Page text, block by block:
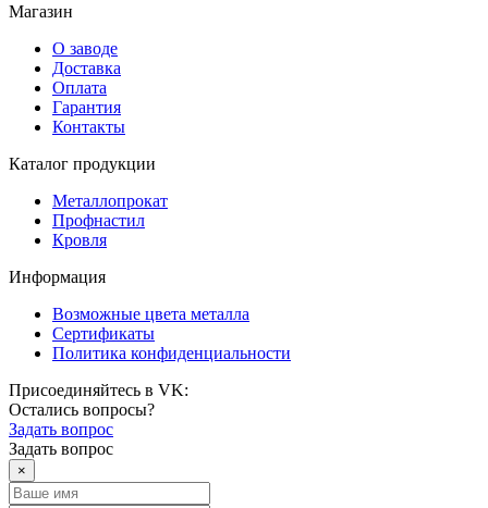
Магазин
О заводе
Доставка
Оплата
Гарантия
Контакты
Каталог продукции
Металлопрокат
Профнастил
Кровля
Информация
Возможные цвета металла
Сертификаты
Политика конфиденциальности
Присоединяйтесь в VK:
Остались вопросы?
Задать вопрос
Задать вопрос
×